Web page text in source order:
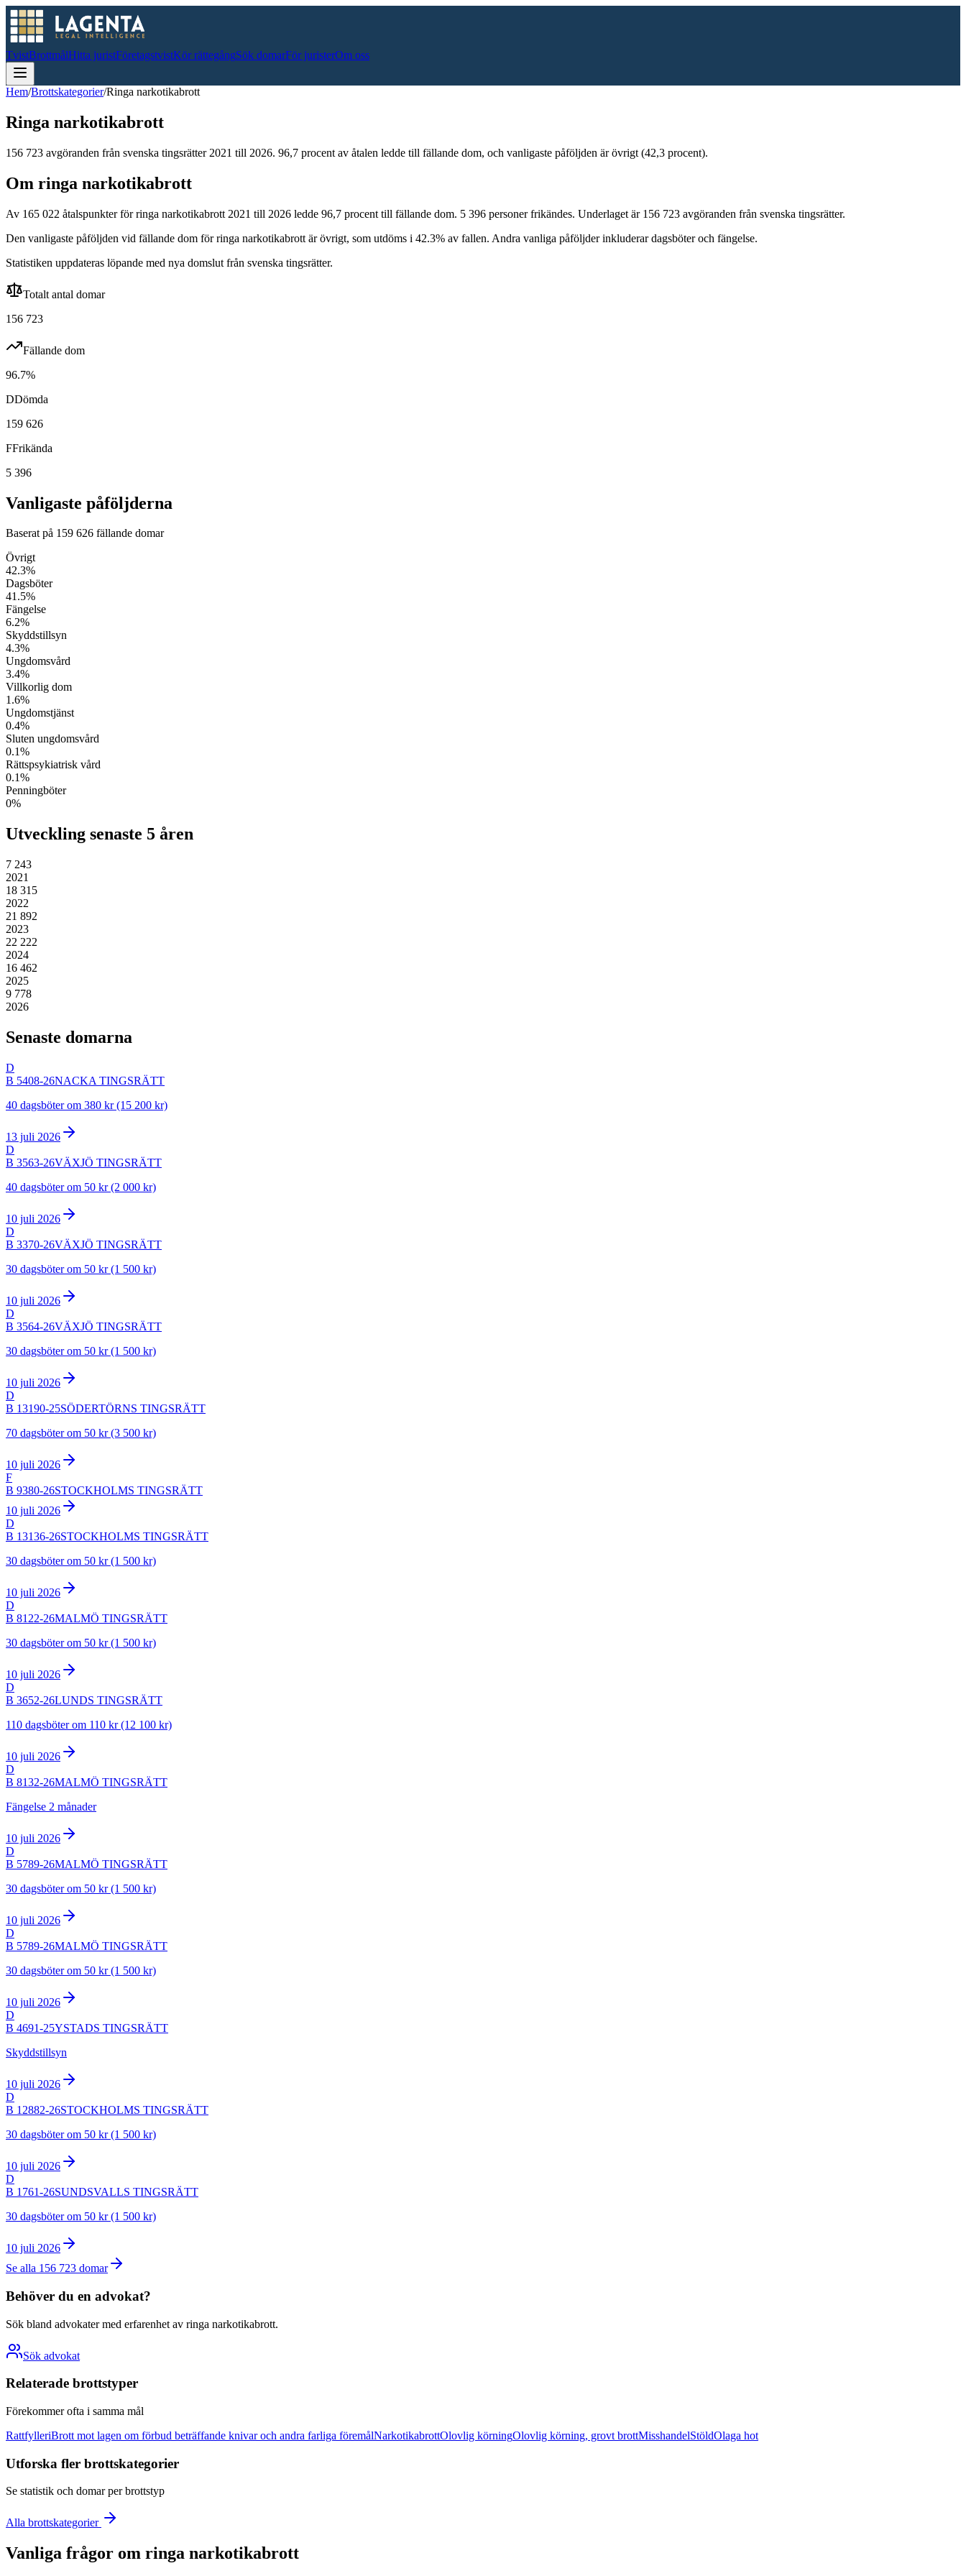
TvistBrottmålHitta juristFöretagstvistKör rättegångSök domarFör juristerOm oss
Hem/Brottskategorier/Ringa narkotikabrott
Ringa narkotikabrott
156 723 avgöranden från svenska tingsrätter2021 till 2026. 96,7 procent av åtalen ledde till fällande dom, och vanligaste påföljden är övrigt (42,3 procent).
Om ringa narkotikabrott
Av 165 022 åtalspunkter förringa narkotikabrott 2021 till 2026 ledde 96,7 procent till fällande dom. 5 396 personer frikändes. Underlaget är 156 723 avgöranden från svenska tingsrätter.
Den vanligaste påföljden vid fällande dom förringa narkotikabrott ärövrigt, som utdöms i 42.3% av fallen. Andra vanliga påföljder inkluderardagsböter och fängelse.
Statistiken uppdateras löpande med nya domslut från svenska tingsrätter.
Totalt antal domar
156 723
Fällande dom
96.7%
DDömda
159 626
FFrikända
5 396
Vanligaste påföljderna
Baserat på 159 626 fällande domar
Övrigt
42.3%
Dagsböter
41.5%
Fängelse
6.2%
Skyddstillsyn
4.3%
Ungdomsvård
3.4%
Villkorlig dom
1.6%
Ungdomstjänst
0.4%
Sluten ungdomsvård
0.1%
Rättspsykiatrisk vård
0.1%
Penningböter
0%
Utveckling senaste 5 åren
7 243
2021
18 315
2022
21 892
2023
22 222
2024
16 462
2025
9 778
2026
Senaste domarna
D
B 5408-26NACKA TINGSRÄTT
40 dagsböter om 380 kr (15 200 kr)
13 juli 2026
D
B 3563-26VÄXJÖ TINGSRÄTT
40 dagsböter om 50 kr (2 000 kr)
10 juli 2026
D
B 3370-26VÄXJÖ TINGSRÄTT
30 dagsböter om 50 kr (1 500 kr)
10 juli 2026
D
B 3564-26VÄXJÖ TINGSRÄTT
30 dagsböter om 50 kr (1 500 kr)
10 juli 2026
D
B 13190-25SÖDERTÖRNS TINGSRÄTT
70 dagsböter om 50 kr (3 500 kr)
10 juli 2026
F
B 9380-26STOCKHOLMS TINGSRÄTT
10 juli 2026
D
B 13136-26STOCKHOLMS TINGSRÄTT
30 dagsböter om 50 kr (1 500 kr)
10 juli 2026
D
B 8122-26MALMÖ TINGSRÄTT
30 dagsböter om 50 kr (1 500 kr)
10 juli 2026
D
B 3652-26LUNDS TINGSRÄTT
110 dagsböter om 110 kr (12 100 kr)
10 juli 2026
D
B 8132-26MALMÖ TINGSRÄTT
Fängelse 2 månader
10 juli 2026
D
B 5789-26MALMÖ TINGSRÄTT
30 dagsböter om 50 kr (1 500 kr)
10 juli 2026
D
B 5789-26MALMÖ TINGSRÄTT
30 dagsböter om 50 kr (1 500 kr)
10 juli 2026
D
B 4691-25YSTADS TINGSRÄTT
Skyddstillsyn
10 juli 2026
D
B 12882-26STOCKHOLMS TINGSRÄTT
30 dagsböter om 50 kr (1 500 kr)
10 juli 2026
D
B 1761-26SUNDSVALLS TINGSRÄTT
30 dagsböter om 50 kr (1 500 kr)
10 juli 2026
Se alla 156 723 domar
Behöver du en advokat?
Sök bland advokater med erfarenhet av ringa narkotikabrott.
Sök advokat
Relaterade brottstyper
Förekommer ofta i samma mål
RattfylleriBrott mot lagen om förbud beträffande knivar och andra farliga föremålNarkotikabrottOlovlig körningOlovlig körning, grovt brottMisshandelStöldOlaga hot
Utforska fler brottskategorier
Se statistik och domar per brottstyp
Alla brottskategorier
Vanliga frågor om ringa narkotikabrott